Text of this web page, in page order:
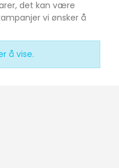
det kan være
vi ønsker å
å vise.